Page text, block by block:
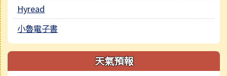
Hyread
小魯電子書
天氣預報